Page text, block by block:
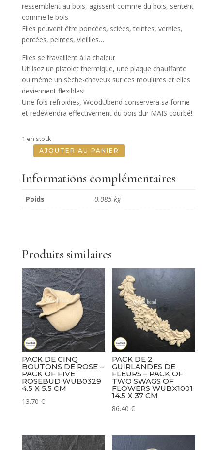
ressemblent au bois, agissent comme du bois, sentent
comme le bois.
Elles peuvent être poncées, sciées, teintes, vernies,
percées, peintes, vieillies…
Elles se travaillent à la chaleur.
Utilisez un pistolet thermique, une plaque chauffante
ou même un sèche-cheveux sur ces moulures et elles
deviennent flexibles!
Une fois refroidies, WoodUbend conservera sa forme
et redeviendra effectivement du bois dur MAIS courbé!
1 en stock
quantité
Ensemble
De
Volutes
WUBX1019
25.5
x
5.5
cm
AJOUTER AU PANIER
Informations complémentaires
Poids 0.085 kg
Produits similaires
PACK DE CINQ
BOUTONS DE ROSE –
PACK OF FIVE
ROSEBUD WUB0329
4.5 X 5.5 CM
13.70 €
PACK DE 2
GUIRLANDES DE
FLEURS – PACK OF
TWO SWAGS OF
FLOWERS WUBX1001
14.5 X 37 CM
86.40€